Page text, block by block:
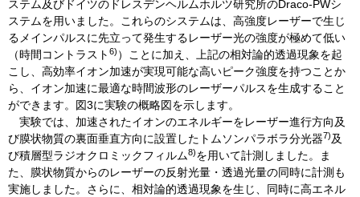
ステム及びドイツのドレスデンヘルムホルツ研究所のDraco-PWシ
ステムを用いました。これらのシステムは、高強度レーザーで生じ
るメインパルスに先立って発生するレーザー光の強度が極めて低い
（時間コントラスト 6) ）ことに加え、上記の相対論的透過現象を起
こし、高効率イオン加速が実現可能な高いピーク強度を持つことか
ら、イオン加速に最適な時間波形のレーザーパルスを生成すること
ができます。図3に実験の概略図を示します。
実験では、加速されたイオンのエネルギーをレーザー進行方向及
び膜状物質の裏面垂直方向に設置したトムソンパラボラ分光器7)及
び積層型ラジオクロミックフィルム8)を用いて計測しました。ま
た、膜状物質からのレーザーの反射光量・透過光量の同時に計測も
実施しました。さらに、相対論的透過現象を生じ、同時に高エネル